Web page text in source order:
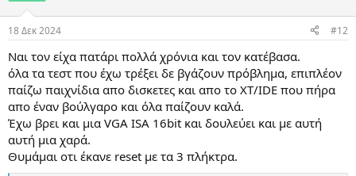
s
18 Δεκ 2024 #12
Ναι τον είχα πατάρι πολλά χρόνια και τον κατέβασα.
όλα τα τεστ που έχω τρέξει δε βγάζουν πρόβλημα, επιπλέον
παίζω παιχνίδια απο δισκετες και απο το XT/IDE που πήρα
απο έναν βούλγαρο και όλα παίζουν καλά.
Έχω βρει και μια VGA ISA 16bit και δουλεύει και με αυτή
αυτή μια χαρά.
Θυμάμαι οτι έκανε reset με τα 3 πλήκτρα.